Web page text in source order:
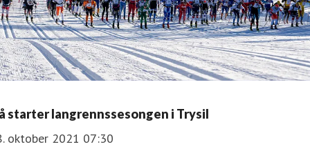
starter langrennssesongen i Trysil
oktober 2021 07:30